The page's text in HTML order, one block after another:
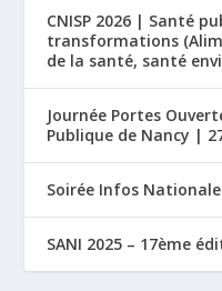
CNISP 2026 | Santé
transformations
de la santé, santé
Journée Portes
Publique de Nancy |
Soirée Infos
SANI 2025 – 17ème